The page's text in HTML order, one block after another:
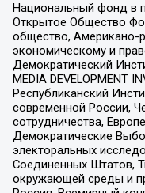
Национальный фонд в
Открытое Общество
общество, Американо-
экономическому и
Демократический
MEDIA DEVELOPMENT
Республиканский
современной России,
сотрудничества,
Демократические
электоральных
Соединенных Штатов,
окружающей среды и